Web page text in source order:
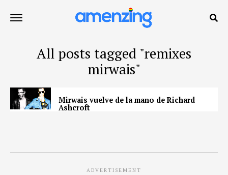
All posts tagged "remixes
mirwais"
Mirwais vuelve de la mano de Richard
Ashcroft
ADVERTISEMENT